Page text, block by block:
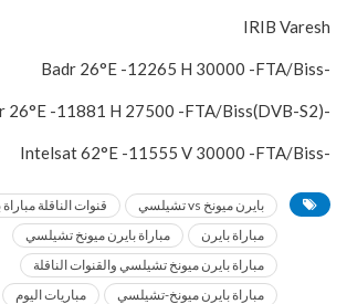
IRIB Varesh
-Badr 26°E -12265 H 30000 -FTA/Biss
-Badr 26°E -11881 H 27500 -FTA/Biss(DVB-S2)
-Intelsat 62°E -11555 V 30000 -FTA/Biss
بايرن ميونخ vs تشيلسي
قنوات الناقلة
مباراة بايرن
مباراة بايرن ميونخ تشيلسي
مباراة بايرن ميونخ تشيلسي والقنوات الناقلة
مباراة بايرن ميونخ-تشيلسي
مباريات اليوم